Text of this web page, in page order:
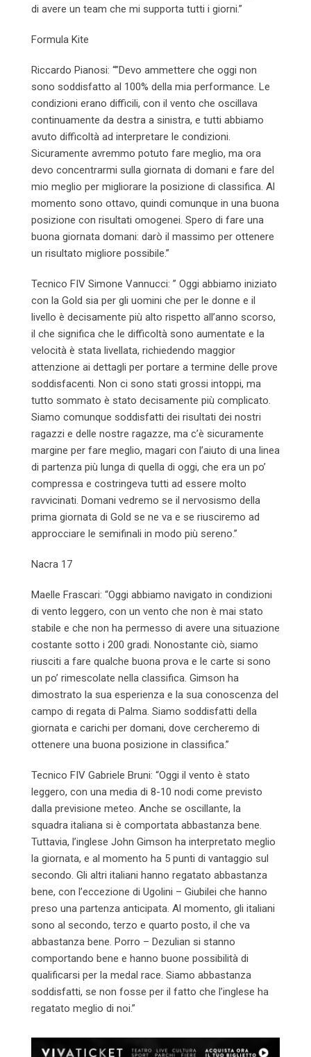
di avere un team che mi supporta tutti i giorni.”
Formula Kite
Riccardo Pianosi: “”Devo ammettere che oggi non
sono soddisfatto al 100% della mia performance. Le
condizioni erano difficili, con il vento che oscillava
continuamente da destra a sinistra, e tutti abbiamo
avuto difficoltà ad interpretare le condizioni.
Sicuramente avremmo potuto fare meglio, ma ora
devo concentrarmi sulla giornata di domani e fare del
mio meglio per migliorare la posizione di classifica. Al
momento sono ottavo, quindi comunque in una buona
posizione con risultati omogenei. Spero di fare una
buona giornata domani: darò il massimo per ottenere
un risultato migliore possibile.”
Tecnico FIV Simone Vannucci: ” Oggi abbiamo iniziato
con la Gold sia per gli uomini che per le donne e il
livello è decisamente più alto rispetto all’anno scorso,
il che significa che le difficoltà sono aumentate e la
velocità è stata livellata, richiedendo maggior
attenzione ai dettagli per portare a termine delle prove
soddisfacenti. Non ci sono stati grossi intoppi, ma
tutto sommato è stato decisamente più complicato.
Siamo comunque soddisfatti dei risultati dei nostri
ragazzi e delle nostre ragazze, ma c’è sicuramente
margine per fare meglio, magari con l’aiuto di una linea
di partenza più lunga di quella di oggi, che era un po’
compressa e costringeva tutti ad essere molto
ravvicinati. Domani vedremo se il nervosismo della
prima giornata di Gold se ne va e se riusciremo ad
approcciare le semifinali in modo più sereno.”
Nacra 17
Maelle Frascari: “Oggi abbiamo navigato in condizioni
di vento leggero, con un vento che non è mai stato
stabile e che non ha permesso di avere una situazione
costante sotto i 200 gradi. Nonostante ciò, siamo
riusciti a fare qualche buona prova e le carte si sono
un po’ rimescolate nella classifica. Gimson ha
dimostrato la sua esperienza e la sua conoscenza del
campo di regata di Palma. Siamo soddisfatti della
giornata e carichi per domani, dove cercheremo di
ottenere una buona posizione in classifica.”
Tecnico FIV Gabriele Bruni: “Oggi il vento è stato
leggero, con una media di 8-10 nodi come previsto
dalla previsione meteo. Anche se oscillante, la
squadra italiana si è comportata abbastanza bene.
Tuttavia, l’inglese John Gimson ha interpretato meglio
la giornata, e al momento ha 5 punti di vantaggio sul
secondo. Gli altri italiani hanno regatato abbastanza
bene, con l’eccezione di Ugolini – Giubilei che hanno
preso una partenza anticipata. Al momento, gli italiani
sono al secondo, terzo e quarto posto, il che va
abbastanza bene. Porro – Dezulian si stanno
comportando bene e hanno buone possibilità di
qualificarsi per la medal race. Siamo abbastanza
soddisfatti, se non fosse per il fatto che l’inglese ha
regatato meglio di noi.”